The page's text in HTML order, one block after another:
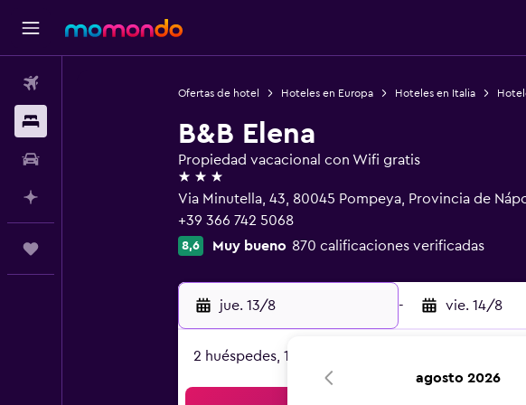
Ofertas de hotel Hoteles en Europa Hoteles en Italia
B&B Elena
Propiedad vacacional con Wifi gratis
3 estrellas
Via Minutella, 43, 80045 Pompeya, Provincia de
+39 366 742 5068
8,6 Muy bueno 870 calificaciones verificadas
jue. 13/8 - vie. 14/8
2 huéspedes, 1 habitación
agosto 2026